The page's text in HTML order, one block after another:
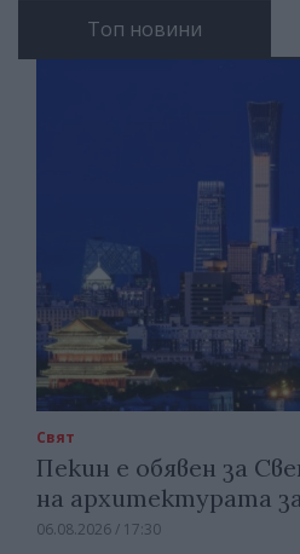
Топ новини
Свят
Пекин е обявен за
на архитектурата за
06.08.2026 / 17:30